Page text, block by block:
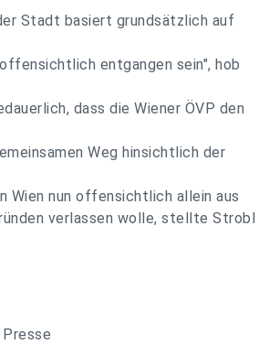
Stadt basiert grundsätzlich auf
entgangen sein", hob
dass die Wiener ÖVP den
Weg hinsichtlich der
Wien nun offensichtlich allein aus
verlassen wolle, stellte Strobl
Presse